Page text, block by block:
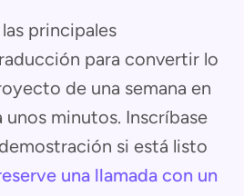
principales
para convertir lo
de una semana en
unos minutos. Inscríbase
si está listo
una llamada con un